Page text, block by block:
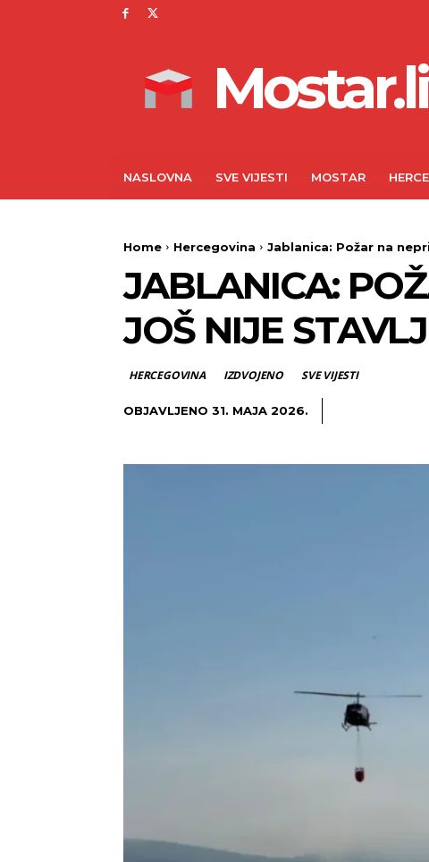
NASLOVNA SVE VIJESTI MOSTAR
Home Hercegovina Jablanica: Požar na
JABLANICA:
JOŠ NIJE
HERCEGOVINA IZDVOJENO SVE VIJESTI
OBJAVLJENO 31. MAJA 2026.